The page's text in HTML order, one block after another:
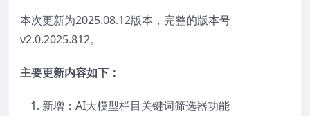
本次更新为2025.08.12版本，完整的版本号
v2.0.2025.812。
主要更新内容如下：
新增：AI大模型栏目关键词筛选器功能